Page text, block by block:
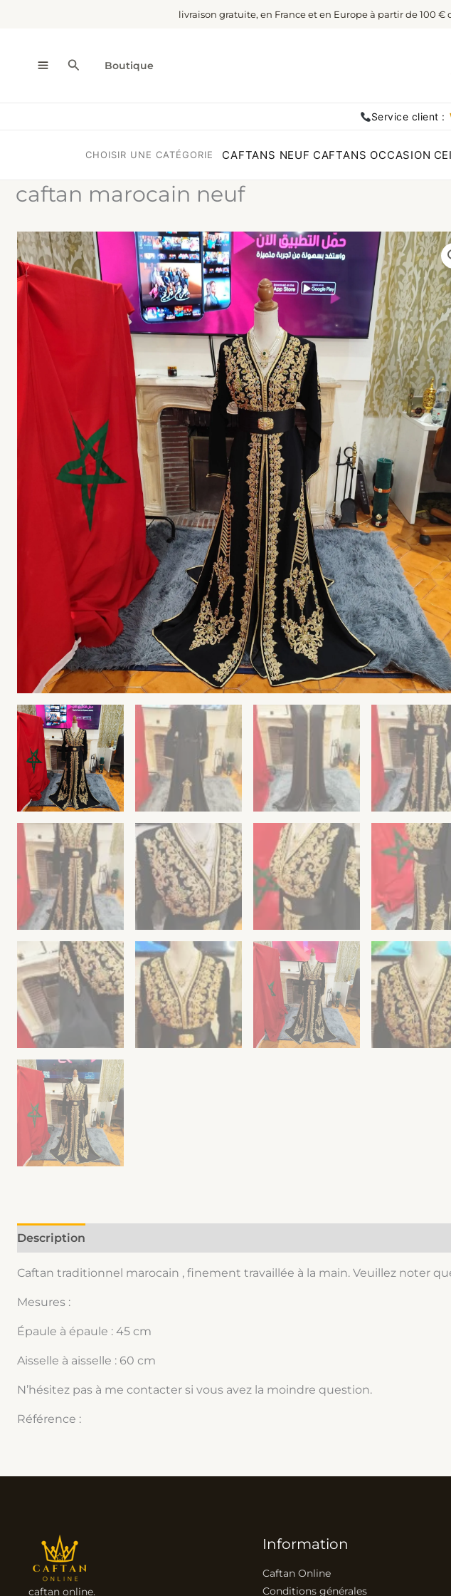
livraison gratuite, en France et en Europe à partir de 100 €
Rechercher
Boutique
Service client :
CHOISIR UNE CATÉGORIE CAFTANS NEUF CAFTANS OCCASION
caftan marocain neuf
Description
Caftan traditionnel marocain , finement travaillée à la main. Veuillez noter
Mesures :
Épaule à épaule : 45 cm
Aisselle à aisselle : 60 cm
N’hésitez pas à me contacter si vous avez la moindre question.
Référence :
caftan online.
Information
Caftan Online
Conditions générales